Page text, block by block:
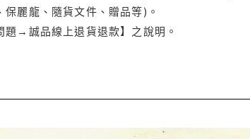
麗龍、隨貨文件、贈品等)。
→誠品線上退貨退款】之說明。